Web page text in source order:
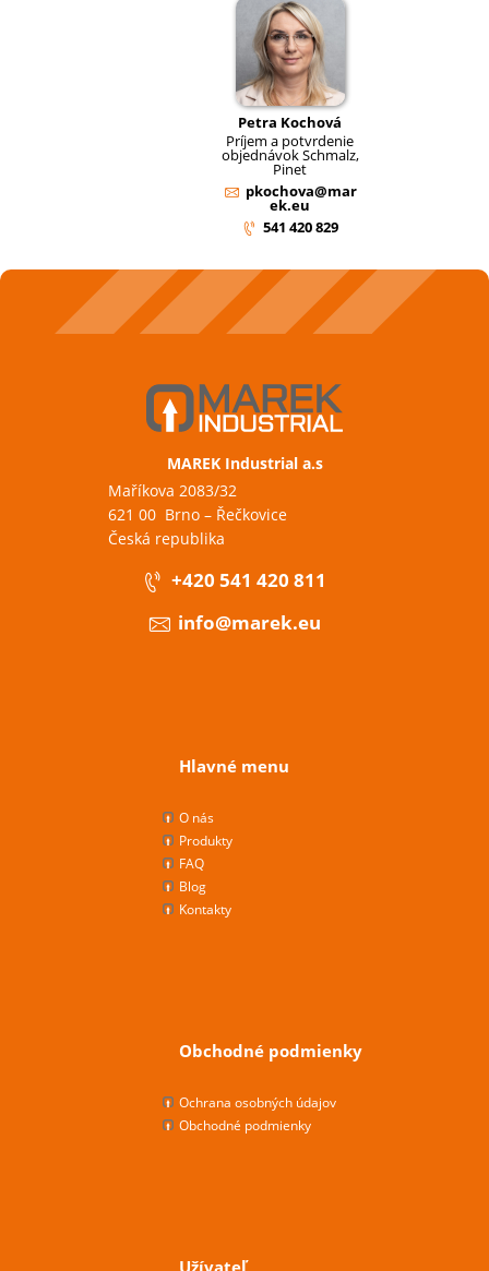
Petra Kochová
Príjem a potvrdenie
objednávok Schmalz,
Pinet
pkochova@mar
ek.eu
541 420 829
MAREK Industrial a.s
Maříkova 2083/32
621 00 Brno – Řečkovice
Česká republika
+420 541 420 811
info@marek.eu
Hlavné menu
O nás
Produkty
FAQ
Blog
Kontakty
Obchodné podmienky
Ochrana osobných údajov
Obchodné podmienky
Užívateľ